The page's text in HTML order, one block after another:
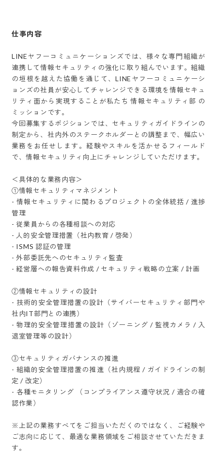
仕事内容
LINEヤフーコミュニケーションズでは、様々な専門組織が
連携して情報セキュリティの強化に取り組んでいます。組織
の垣根を越えた協働を通じて、LINEヤフーコミュニケーシ
ョンズの社員が安心してチャレンジできる環境を情報セキュ
リティ面から実現することが私たち 情報セキュリティ部 の
ミッションです。
今回募集するポジションでは、セキュリティガイドラインの
制定から、社内外のステークホルダーとの調整まで、幅広い
業務をお任せします。経験やスキルを活かせるフィールド
で、情報セキュリティ向上にチャレンジしていただけます。
＜具体的な業務内容＞
①情報セキュリティマネジメント
- 情報セキュリティに関わるプロジェクトの全体統括 / 進捗
管理
- 従業員からの各種相談への対応
- 人的安全管理措置（社内教育 / 啓発）
- ISMS 認証の管理
- 外部委託先へのセキュリティ監査
- 経営層への報告資料作成 / セキュリティ戦略の立案 / 計画
②情報セキュリティの設計
- 技術的安全管理措置の設計（サイバーセキュリティ部門や
社内IT部門との連携）
- 物理的安全管理措置の設計（ゾーニング / 監視カメラ / 入
退室管理等の設計）
③セキュリティガバナンスの推進
- 組織的安全管理措置の推進（社内規程 / ガイドラインの制
定 / 改定）
- 各種モニタリング （コンプライアンス遵守状況 / 適合の確
認作業）
※上記の業務すべてをご担当いただくのではなく、ご経験や
ご志向に応じて、最適な業務領域をご相談させていただきま
す。